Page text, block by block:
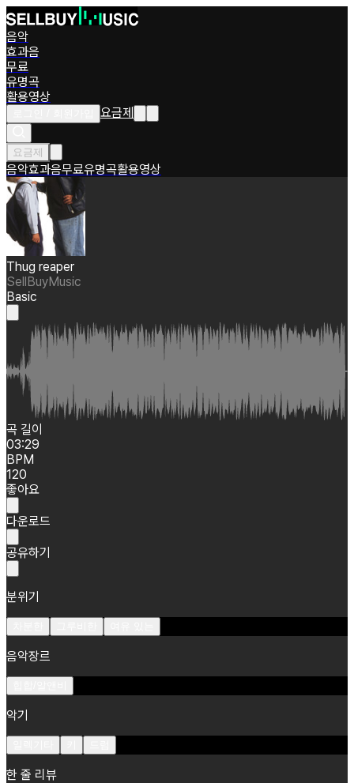
음악
효과음
무료
유명곡
활용영상
요금제
요금제
음악효과음무료유명곡활용영상
Thug reaper
SellBuyMusic
Basic
곡 길이
03:29
BPM
120
좋아요
다운로드
공유하기
분위기
음악장르
악기
한 줄 리뷰